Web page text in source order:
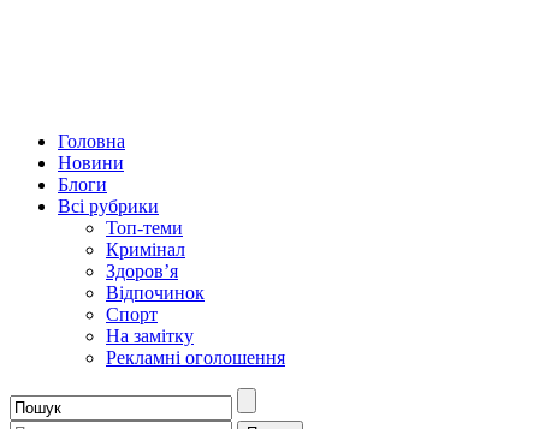
Головна
Новини
Блоги
Всі рубрики
Топ-теми
Кримінал
Здоров’я
Відпочинок
Спорт
На замітку
Рекламні оголошення